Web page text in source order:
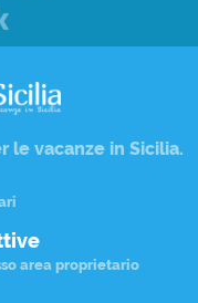
le vacanze in Sicilia.
area proprietario